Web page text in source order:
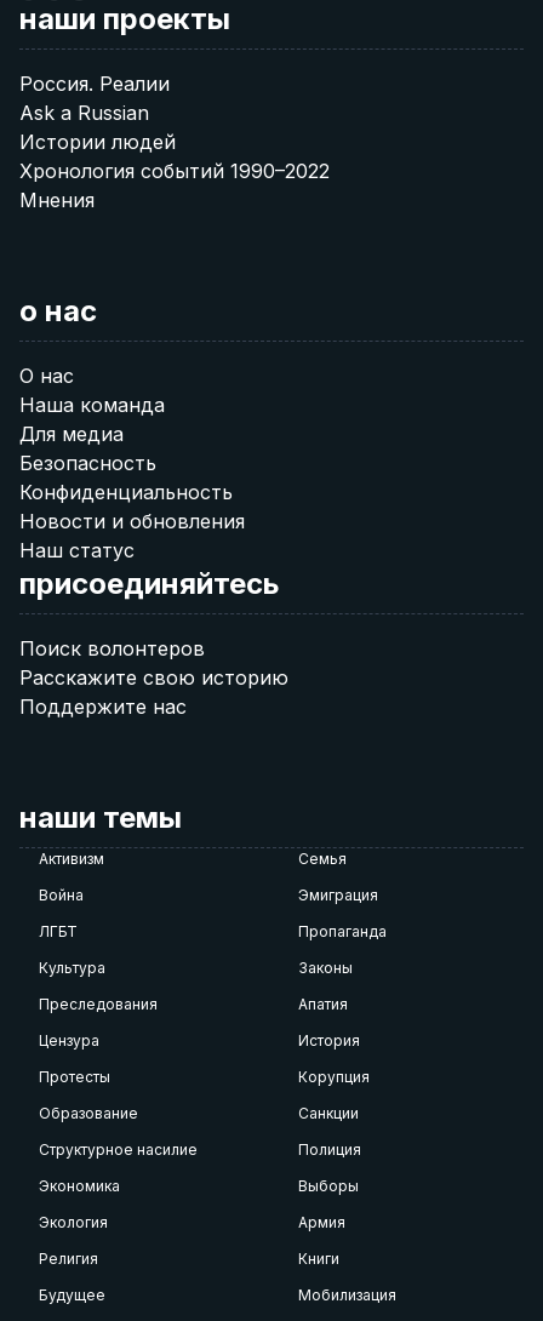
наши проекты
Россия. Реалии
Ask a Russian
Истории людей
Хронология событий 1990–2022
Мнения
о нас
О нас
Наша команда
Для медиа
Безопасность
Конфиденциальность
Новости и обновления
Наш статус
присоединяйтесь
Поиск волонтеров
Расскажите свою историю
Поддержите нас
наши темы
Активизм
Семья
Война
Эмиграция
ЛГБТ
Пропаганда
Культура
Законы
Преследования
Апатия
Цензура
История
Протесты
Корупция
Образование
Санкции
Структурное насилие
Полиция
Экономика
Выборы
Экология
Армия
Религия
Книги
Будущее
Мобилизация